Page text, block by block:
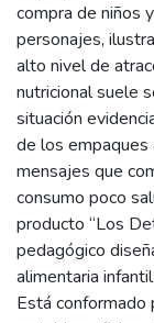
compra de niños
personajes,
alto nivel de
nutricional suele
situación
de los empaques
mensajes que
consumo poco
producto “Los
pedagógico
alimentaria
Está conformado